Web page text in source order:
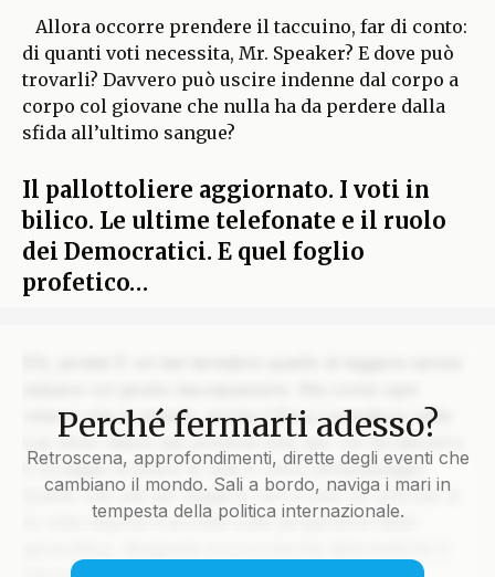
Allora occorre prendere il taccuino, far di conto:
di quanti voti necessita, Mr. Speaker? E dove può
trovarli? Davvero può uscire indenne dal corpo a
corpo col giovane che nulla ha da perdere dalla
sfida all’ultimo sangue?
Il pallottoliere aggiornato. I voti in
bilico. Le ultime telefonate e il ruolo
dei Democratici. E quel foglio
profetico…
veliero che si rispetti, anche il Blog custodisce nelle
sue stive i tesori più preziosi solo per chi ha davvero
il coraggio di issare le vele e unirsi all’equipaggio.
Quello che stai per leggere non è solo un articolo: è
la rotta segreta tracciata sulla pergamena della
Perché fermarti adesso?
Retroscena, approfondimenti, dirette degli eventi che
cambiano il mondo. Sali a bordo, naviga i mari in
tempesta della politica internazionale.